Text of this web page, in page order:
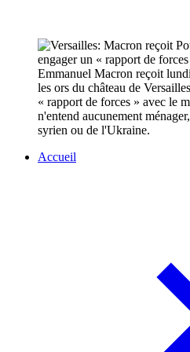
Emmanuel Macron reçoit
les ors du château de
« rapport de forces » avec le
n'entend aucunement
syrien ou de l'Ukraine.
Accueil